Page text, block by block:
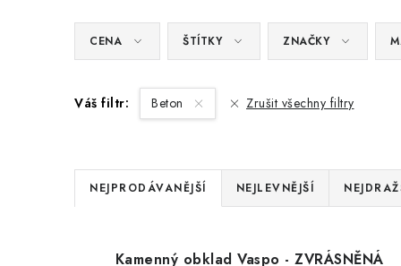
CENA ŠTÍTKY ZNAČKY
Váš filtr: Beton Zrušit všechny filtry
Ř
a
NEJPRODÁVANĚJŠÍ NEJLEVNĚJŠÍ
Kamenný obklad Vaspo - ZVRÁSNĚNÁ